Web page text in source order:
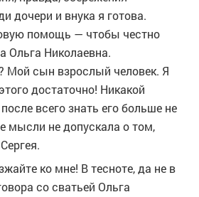
дочери и внука я готова.
помощь — чтобы честно
Ольга Николаевна.
Мой сын взрослый человек. Я
достаточно! Никакой
всего знать его больше не
не допускала о том,
ко мне! В тесноте, да не в
со сватьей Ольга